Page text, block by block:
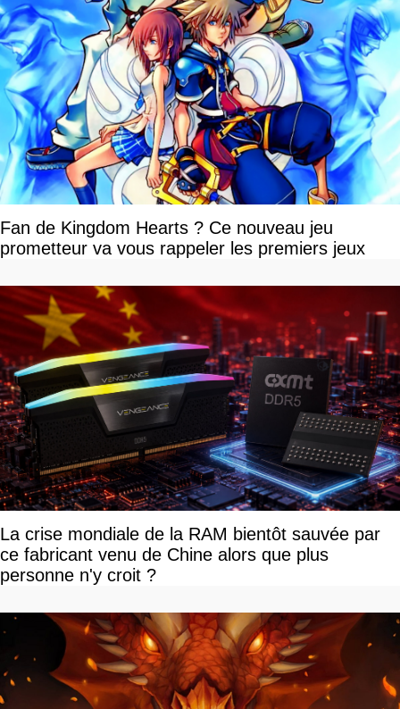
Fan de Kingdom Hearts ? Ce nouveau jeu
prometteur va vous rappeler les premiers jeux
La crise mondiale de la RAM bientôt sauvée par
ce fabricant venu de Chine alors que plus
personne n'y croit ?